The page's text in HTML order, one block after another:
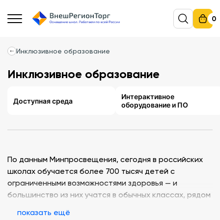
0
Инклюзивное образование
Инклюзивное образование
Доступная среда
Интерактивное
оборудование и ПО
По данным Минпросвещения, сегодня в российских
школах обучается более 700 тысяч детей с
ограниченными возможностями здоровья — и
большинство из них учатся в обычных классах, рядом
показать ещё